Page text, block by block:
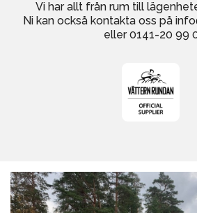
Vi har allt från rum till
Ni kan också kontakta oss på
eller 0141-20 99